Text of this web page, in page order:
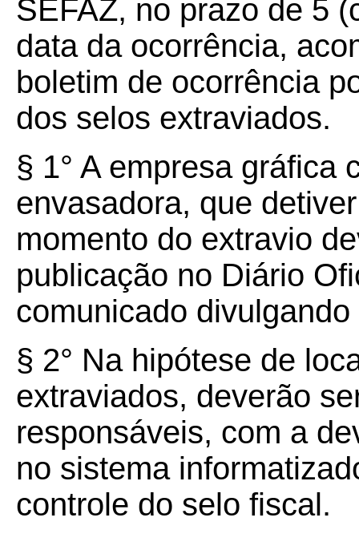
SEFAZ, no prazo de 5
data da ocorrência,
boletim de ocorrência
dos selos extraviados.
§ 1° A empresa gráfica
envasadora, que
momento do extravio
publicação no Diário
comunicado
§ 2° Na hipótese de
extraviados, deverão
responsáveis, com a
no sistema
controle do selo fiscal.